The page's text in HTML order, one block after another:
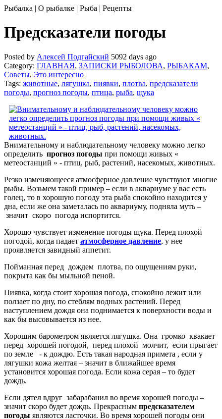
Рыбалка | О рыбалке | Рыба | Рецепты
Предсказатели погоды
Posted by Алексей Подгайский 5092 days ago
Category: ГЛАВНАЯ, ЗАПИСКИ РЫБОЛОВА, РЫБАКАМ,
Советы, Это интересно
Tags: животные, лягушка, пиявки, плотва, предсказатели
погоды, прогноз погоды, птица, рыба, щука
Внимательному и наблюдательному человеку можно легко
определить прогноз погоды при помощи живых «
метеостанций » - птиц, рыб, растений, насекомых, животных.
Резко изменяющееся атмосферное давление чувствуют многие
рыбы. Возьмем такой пример – если в аквариуме у вас есть
голец, то в хорошую погоду эта рыба спокойно находится у
дна, если же она заметалась по аквариуму, подняла муть –
значит скоро погода испортится.
Хорошо чувствует изменение погоды щука. Перед плохой
погодой, когда падает атмосферное давление, у нее
проявляется завидный аппетит.
Пойманная перед дождем плотва, по ощущениям руки,
покрыта как бы мыльной пеной.
Пиявка, когда стоит хорошая погода, спокойно лежит или
ползает по дну, по стеблям водных растений. Перед
наступлением дождя она поднимается к поверхности воды и
как бы высовывается из нее.
Хорошим барометром является лягушка. Она громко квакает
перед хорошей погодой, перед плохой молчит, если прыгает
по земле - к дождю. Есть такая народная примета , если у
лягушки кожа желтая – значит в ближайшее время
установится хорошая погода. Если кожа серая – то будет
дождь.
Если дятел вдруг забарабанил во время хорошей погоды –
значит скоро будет дождь. Прекрасным предсказателем
погоды являются ласточки. Во время хорошей погоды они